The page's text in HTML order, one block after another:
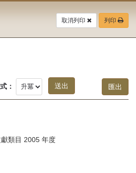
取消列印 列印
：
類目 2005 年度